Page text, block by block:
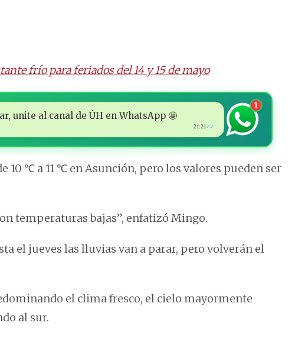
frío para feriados del 14 y 15 de mayo
unite al canal de ÚH en WhatsApp 🤩
21:21✓✓
1
10 ℃ a 11 ℃ en Asunción, pero los valores pueden ser
temperaturas bajas”, enfatizó Mingo.
el jueves las lluvias van a parar, pero volverán el
el clima fresco, el cielo mayormente
al sur.